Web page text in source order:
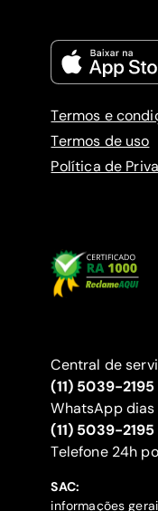
Termos e
Termos de uso
Política de
Central de
(11) 5039-2195
WhatsApp
(11) 5039-2195
‍Telefone 24h
SAC:
informações